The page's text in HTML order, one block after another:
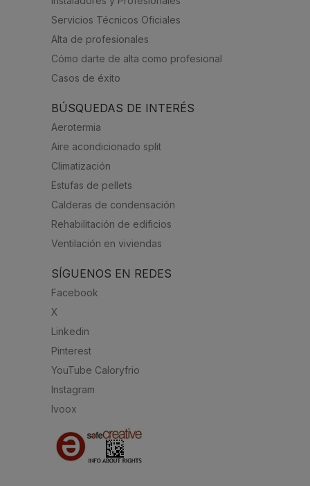
Servicios Técnicos Oficiales
Alta de profesionales
Cómo darte de alta como profesional
Casos de éxito
BÚSQUEDAS DE INTERÉS
Aerotermia
Aire acondicionado split
Climatización
Estufas de pellets
Calderas de condensación
Rehabilitación de edificios
Ventilación en viviendas
SÍGUENOS EN REDES
Facebook
X
Linkedin
Pinterest
YouTube Caloryfrio
Instagram
Ivoox